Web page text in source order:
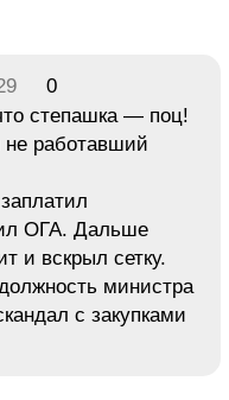
0
степашка — поц!
не работавший
ОГА. Дальше
и вскрыл сетку.
министра
с закупками